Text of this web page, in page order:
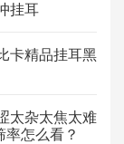
挂耳
卡精品挂耳黑
太杂太焦太难
怎么看？